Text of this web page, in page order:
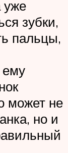
уже
зубки,
пальцы,
ему
может не
но и